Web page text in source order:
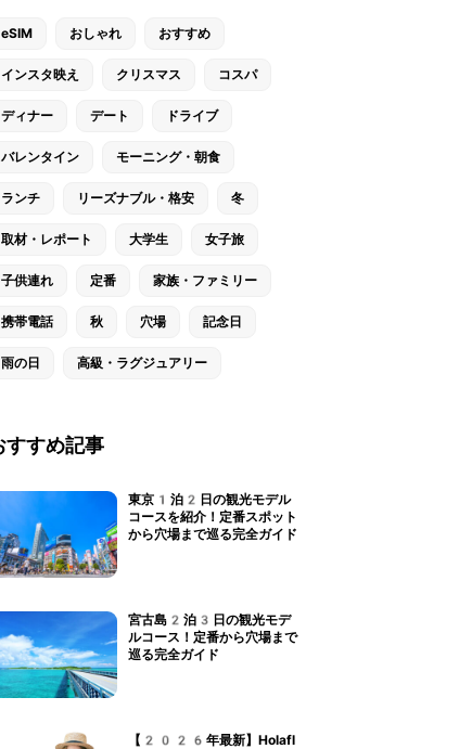
eSIM おしゃれ おすすめ
インスタ映え クリスマス コスパ
ディナー デート ドライブ
バレンタイン モーニング・朝食
ランチ リーズナブル・格安 冬
取材・レポート 大学生 女子旅
子供連れ 定番 家族・ファミリー
携帯電話 秋 穴場 記念日
雨の日 高級・ラグジュアリー
すすめ記事
東京1泊2日の観光モデル
コースを紹介！定番スポット
から穴場まで巡る完全ガイド
宮古島2泊3日の観光モデ
ルコース！定番から穴場まで
巡る完全ガイド
【2026年最新】Holafl